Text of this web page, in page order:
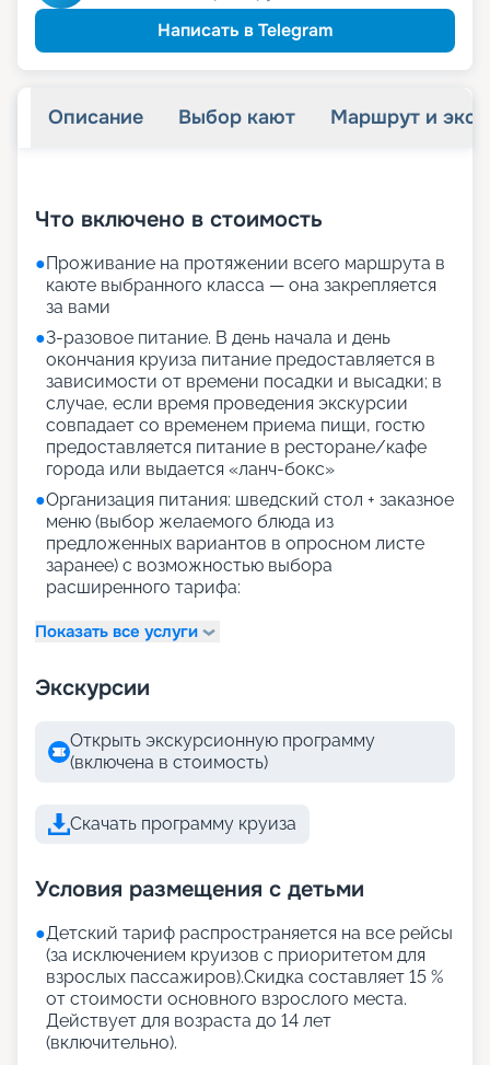
Написать в Telegram
Описание Выбор кают Маршрут и
Что включено в стоимость
●Проживание на протяжении всего маршрута в
каюте выбранного класса — она закрепляется
за вами
●3-разовое питание. В день начала и день
окончания круиза питание предоставляется в
зависимости от времени посадки и высадки; в
случае, если время проведения экскурсии
совпадает со временем приема пищи, гостю
предоставляется питание в ресторане/кафе
города или выдается «ланч-бокс»
●Организация питания: шведский стол + заказное
меню (выбор желаемого блюда из
предложенных вариантов в опросном листе
заранее) с возможностью выбора
расширенного тарифа:
Показать все услуги
Экскурсии
Открыть экскурсионную программу
(включена в стоимость)
Скачать программу круиза
Условия размещения с детьми
●Детский тариф распространяется на все рейсы
(за исключением круизов с приоритетом для
взрослых пассажиров).Скидка составляет 15 %
от стоимости основного взрослого места.
Действует для возраста до 14 лет
(включительно).